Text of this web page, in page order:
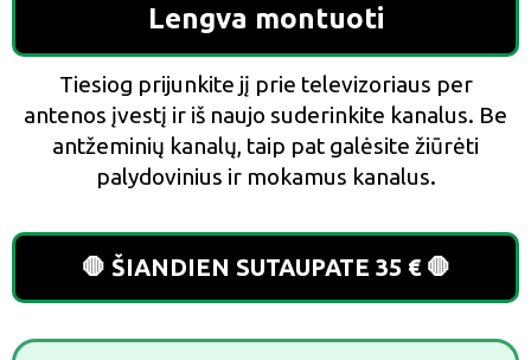
Lengva montuoti
Tiesiog prijunkite jį prie televizoriaus per
antenos įvestį ir iš naujo suderinkite kanalus. Be
antžeminių kanalų, taip pat galėsite žiūrėti
palydovinius ir mokamus kanalus.
🛑 ŠIANDIEN SUTAUPATE 35 € 🛑